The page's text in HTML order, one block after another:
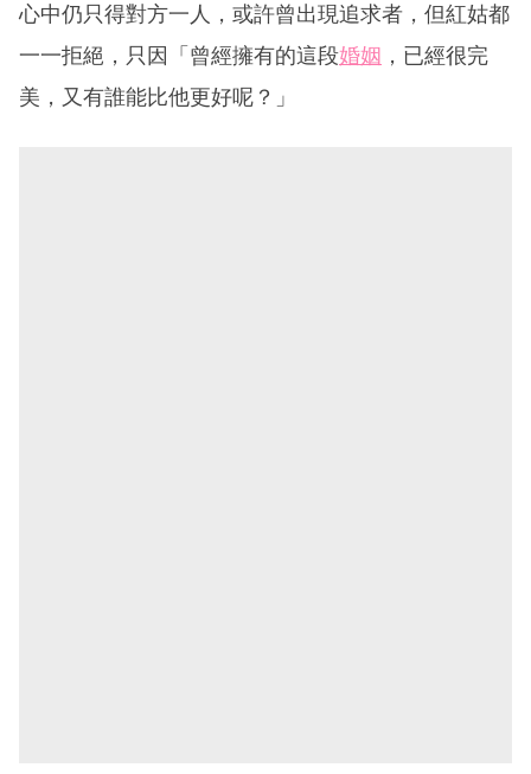
心中仍只得對方一人，或許曾出現追求者，但紅姑都
一一拒絕，只因「曾經擁有的這段婚姻 ，已經很完
美，又有誰能比他更好呢？」